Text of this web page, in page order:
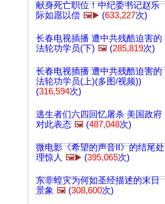
献身死亡职位！中纪委书记赵乐
际如愿以偿 🖼️▶️ (633,227次)
长春电视插播 遭中共残酷迫害的
法轮功学员(下) 🖼️ (285,819次)
长春电视插播 遭中共残酷迫害的
法轮功学员(上)(多图/视频))
(316,594次)
逃生者们六四回忆屠杀 美国政府
对此表态 🖼️ (487,048次)
微电影《希望的声音II》的结尾处
理惊人 🖼️▶️ (395,065次)
东非蝗灾为何如圣经描述的末日
景象 🖼️ (308,600次)